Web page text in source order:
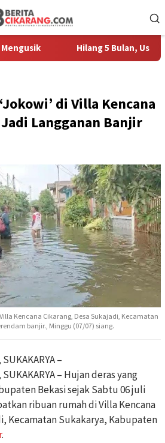
Hilang 5 Bulan, Ustadz Ujang
di Villa Kencana
Langganan Banjir
Kencana Cikarang, Desa Sukajadi, Kecamatan
banjir., Minggu (07/07) siang.
–
SUKAKARYA – Hujan deras yang
Bekasi sejak Sabtu 06 juli
ribuan rumah di Villa Kencana
Kecamatan Sukakarya, Kabupaten
.